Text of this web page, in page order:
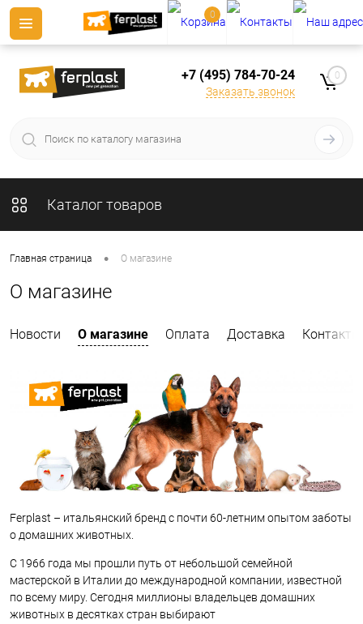
+7 (495) 784-70-24
Заказать звонок
0
Каталог товаров
Главная страница • О магазине
О магазине
Новости О магазине Оплата Доставка Контакты
Ferplast – итальянский бренд с почти 60-летним опытом заботы
о домашних животных.
С 1966 года мы прошли путь от небольшой семейной
мастерской в Италии до международной компании, известной
по всему миру. Сегодня миллионы владельцев домашних
животных в десятках стран выбирают
0